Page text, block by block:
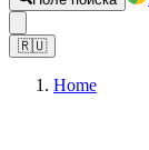
🇷🇺
Home